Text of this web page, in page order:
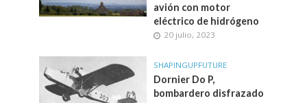
avión con motor
eléctrico de hidrógeno
20 julio, 2023
SHAPINGUPFUTURE
Dornier Do P,
bombardero disfrazado